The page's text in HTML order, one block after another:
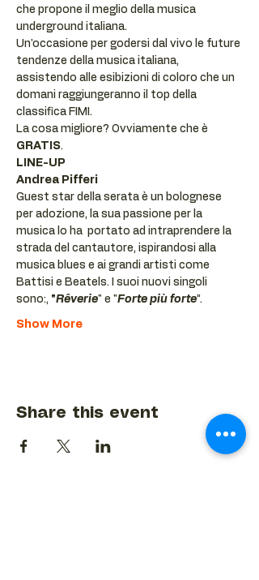
che propone il meglio della musica
underground italiana.
Un'occasione per godersi dal vivo le future
tendenze della musica italiana,
assistendo alle esibizioni di coloro che un
domani raggiungeranno il top della
classifica FIMI.
La cosa migliore? Ovviamente che è
GRATIS.
LINE-UP
Andrea Pifferi
Guest star della serata è un bolognese
per adozione, la sua passione per la
musica lo ha  portato ad intraprendere la
strada del cantautore, ispirandosi alla
musica blues e ai grandi artisti come
Battisi e Beatels. I suoi nuovi singoli
sono:, "Rêverie" e "Forte più forte”.
Show More
Share this event